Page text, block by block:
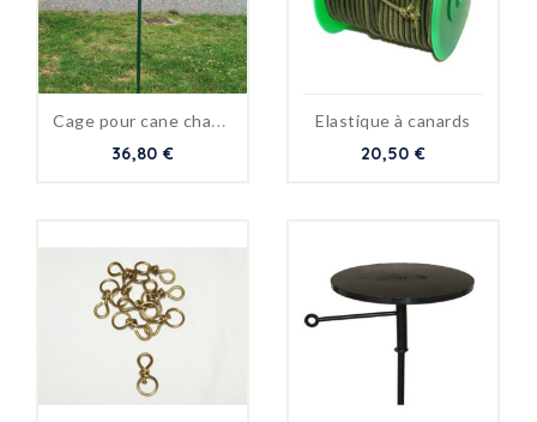
C
age pour cane chanteuse
36,80 €
Elastique à canards
20,50 €